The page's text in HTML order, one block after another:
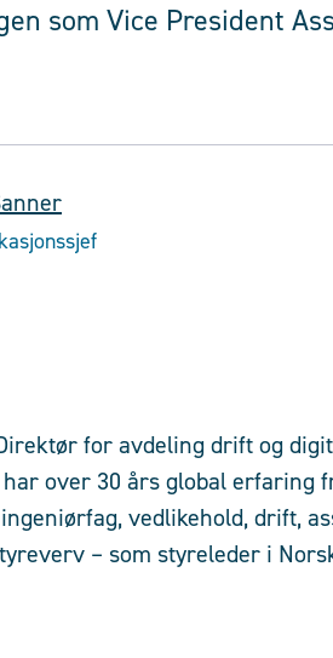
som Vice President
for avdeling drift og
over 30 års global erfaring
vedlikehold, drift,
– som styreleder i